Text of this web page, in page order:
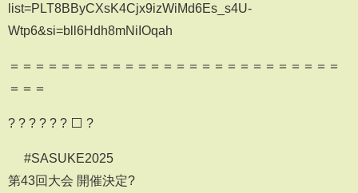
list=PLT8BByCXsK4Cjx9izWiMd6Es_s4U-
Wtp6&si=bll6Hdh8mNiIOqah
＝＝＝＝＝＝＝＝＝＝＝＝＝＝＝＝＝＝＝＝＝＝＝＝＝＝
＝＝＝
? ? ? ? ? ? ⬜️ ?
#SASUKE2025
第43回大会 開催決定?